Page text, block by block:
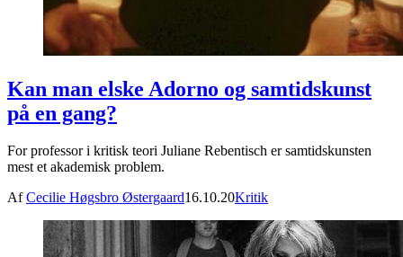
Kan man elske Adorno og samtidskunst
på en gang?
For professor i kritisk teori Juliane Rebentisch er samtidskunsten
mest et akademisk problem.
AfCecilie Høgsbro Østergaard16.10.20Kritik